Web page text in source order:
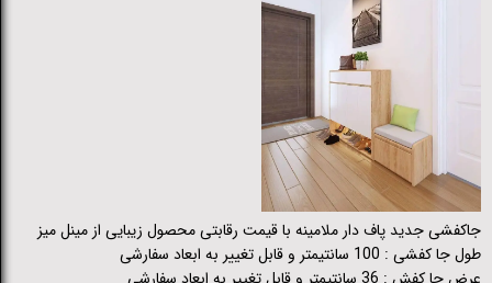
جاکفشی جدید پاف دار ملامینه با قیمت رقابتی محصول زیبایی از مینل میز
طول جا کفشی : 100 سانتیمتر و قابل تغییر به ابعاد سفارشی